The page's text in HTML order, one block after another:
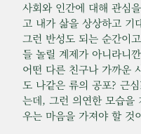
사회와 인간에 대해 관심
고 내가 삶을 상상하고 기
그런 반성도 되는 순간이
들 놀릴 계제가 아니라니
어떤 다른 친구나 가까운
도 나같은 류의 공포? 근
는데, 그런 의연한 모습을
우는 마음을 가져야 할 것